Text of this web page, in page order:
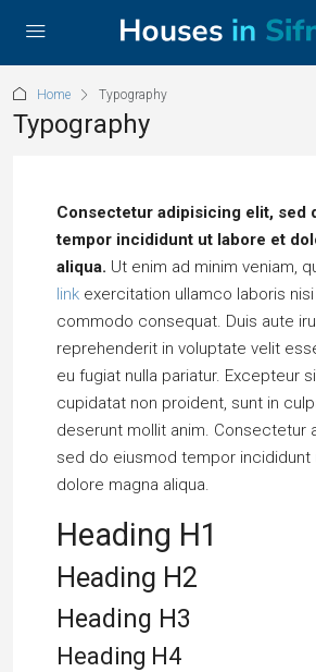
Home Typography
Typography
Consectetur adipisicing elit, sed
tempor incididunt ut labore et
aliqua. Ut enim ad minim veniam,
link exercitation ullamco laboris
commodo consequat. Duis aute
reprehenderit in voluptate velit
eu fugiat nulla pariatur. Excepteur
cupidatat non proident, sunt in
deserunt mollit anim. Consectetur
sed do eiusmod tempor incididunt
dolore magna aliqua.
Heading H1
Heading H2
Heading H3
Heading H4